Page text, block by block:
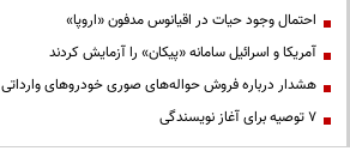
احتمال وجود حیات در اقیانوس مدفون «اروپا»
آمریکا و اسرائیل سامانه «پیکان» را آزمایش کردند
هشدار درباره فروش حواله‌های صوری خودروهای وارداتی
۷ توصیه برای آغاز نویسندگی